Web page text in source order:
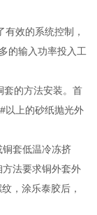
效的系统控制，
的输入功率投入工
套的方法安装。首
以上的砂纸抛光外
套低温冷冻挤
法要求铜外套外
，涂乐泰胶后，